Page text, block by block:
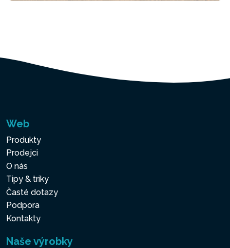
Web
Produkty
Prodejci
O nás
Tipy & triky
Časté dotazy
Podpora
Kontakty
Naše výrobky